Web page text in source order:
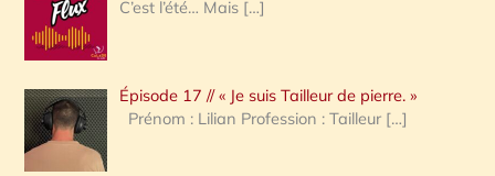
r
c
h
e
C’est l’été… Mais […]
Épisode 17 // « Je suis Tailleur de pierre. »
Prénom : Lilian Profession : Tailleur […]